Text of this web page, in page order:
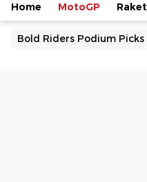
Home MotoGP Raket
Bold Riders Podium Picks